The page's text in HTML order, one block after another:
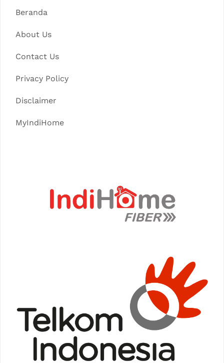
Beranda
About Us
Contact Us
Privacy Policy
Disclaimer
MyIndiHome